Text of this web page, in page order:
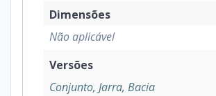
Dimensões
Não aplicável
Versões
Conjunto, Jarra, Bacia